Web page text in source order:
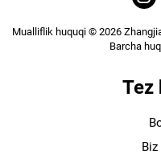
Mualliflik huquqi © 2026
Barcha
Tez